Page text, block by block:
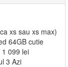
xs sau xs max)
64GB cutie
099 lei
3 Azi